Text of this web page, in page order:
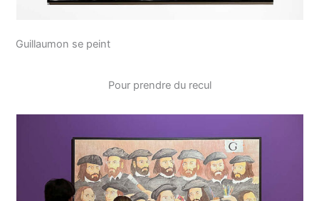
Guillaumon se peint
Pour prendre du recul